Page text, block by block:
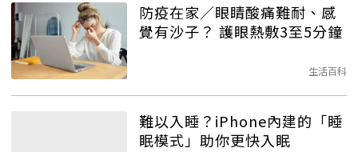
防疫在家／眼睛酸痛難耐、感
覺有沙子？ 護眼熱敷3至5分鐘
生活百科
難以入睡？iPhone內建的「睡
眠模式」助你更快入眠